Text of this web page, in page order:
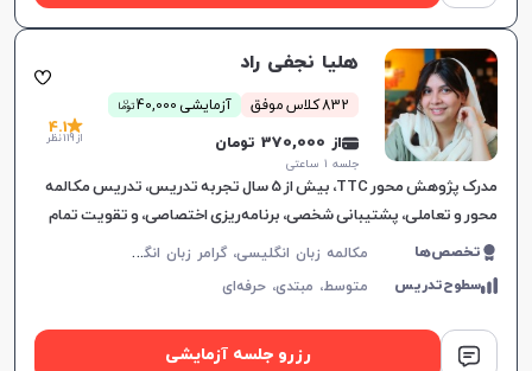
هلیا نجفی راد
832 کلاس موفق آزمایشی 40,000 توما
ن
از 370,000 تومان
جلسه ۱ ساعتی
4.1
از 119 نظر
مدرک پژوهش محور TTC، بیش از 5 سال تجربه تدریس، تدریس مکالمه
محور و تعاملی، پشتیبانی شخصی، برنامه‌ریزی اختصاصی، و تقویت تمام
مهارت‌های زبان انگلیسی.
تخصص‌ها م
کالمه زبان انگلیسی، گرامر زبان انگلیسی، زبان انگلیسی آمریکایی، زبان انگلیسی هفتم دبیرستان، زبان انگلیسی هشتم دبیرستان، زبان انگلیسی نهم دبیرستان، زبان انگلیسی دهم دبیرستان، زبان انگلیسی یازدهم دبیرستان، زبان انگلیسی عمومی، زبان انگلیسی دوازدهم دبیرستان، زبان انگلیسی کنکور سراسری، زبان انگلیسی کودکان
سطوح‌تدریس متوسط، مبتدی،حرفه‌ای
رزرو جلسه آزمایشی